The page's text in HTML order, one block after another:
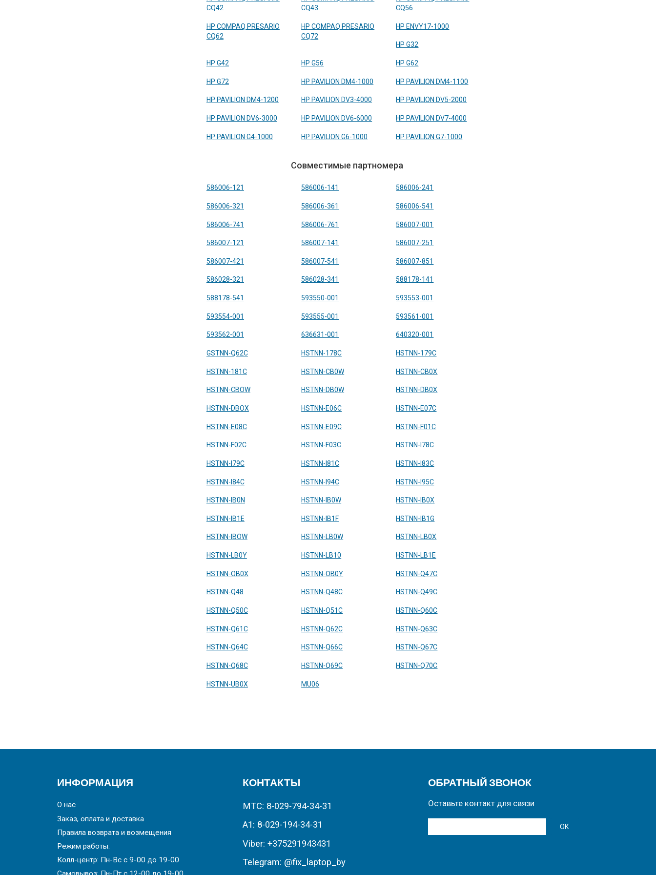
CQ42
CQ43
CQ56
HP COMPAQ PRESARIO
CQ62
HP COMPAQ PRESARIO
CQ72
HP ENVY17-1000
HP G32
HP G42 HP G56 HP G62
HP G72 HP PAVILION DM4-1000 HP PAVILION DM4-1100
HP PAVILION DM4-1200 HP PAVILION DV3-4000 HP PAVILION DV5-2000
HP PAVILION DV6-3000 HP PAVILION DV6-6000 HP PAVILION DV7-4000
HP PAVILION G4-1000 HP PAVILION G6-1000 HP PAVILION G7-1000
Совместимые партномера
586006-121 586006-141 586006-241
586006-321 586006-361 586006-541
586006-741 586006-761 586007-001
586007-121 586007-141 586007-251
586007-421 586007-541 586007-851
586028-321 586028-341 588178-141
588178-541 593550-001 593553-001
593554-001 593555-001 593561-001
593562-001 636631-001 640320-001
GSTNN-Q62C HSTNN-178C HSTNN-179C
HSTNN-181C HSTNN-CB0W HSTNN-CB0X
HSTNN-CBOW HSTNN-DB0W HSTNN-DB0X
HSTNN-DBOX HSTNN-E06C HSTNN-E07C
HSTNN-E08C HSTNN-E09C HSTNN-F01C
HSTNN-F02C HSTNN-F03C HSTNN-I78C
HSTNN-I79C HSTNN-I81C HSTNN-I83C
HSTNN-I84C HSTNN-I94C HSTNN-I95C
HSTNN-IB0N HSTNN-IB0W HSTNN-IB0X
HSTNN-IB1E HSTNN-IB1F HSTNN-IB1G
HSTNN-IBOW HSTNN-LB0W HSTNN-LB0X
HSTNN-LB0Y HSTNN-LB10 HSTNN-LB1E
HSTNN-OB0X HSTNN-OB0Y HSTNN-Q47C
HSTNN-Q48 HSTNN-Q48C HSTNN-Q49C
HSTNN-Q50C HSTNN-Q51C HSTNN-Q60C
HSTNN-Q61C HSTNN-Q62C HSTNN-Q63C
HSTNN-Q64C HSTNN-Q66C HSTNN-Q67C
HSTNN-Q68C HSTNN-Q69C HSTNN-Q70C
HSTNN-UB0X MU06
ИНФОРМАЦИЯ
О нас
Заказ, оплата и доставка
Правила возврата и возмещения
Режим работы:
Колл-центр: Пн-Вс с 9-00 до 19-00
КОНТАКТЫ
МТС: 8-029-794-34-31
А1: 8-029-194-34-31
Viber: +375291943431
Telegram: @fix_laptop_by
ОБРАТНЫЙ ЗВОНОК
Оставьте контакт для связи